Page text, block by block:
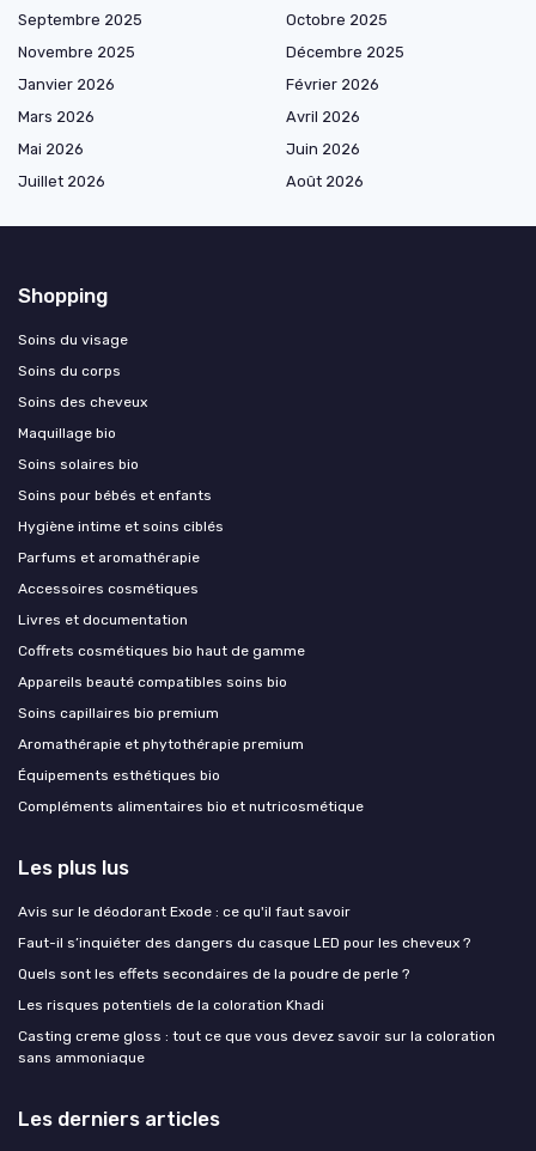
Septembre 2025
Octobre 2025
Novembre 2025
Décembre 2025
Janvier 2026
Février 2026
Mars 2026
Avril 2026
Mai 2026
Juin 2026
Juillet 2026
Août 2026
Shopping
Soins du visage
Soins du corps
Soins des cheveux
Maquillage bio
Soins solaires bio
Soins pour bébés et enfants
Hygiène intime et soins ciblés
Parfums et aromathérapie
Accessoires cosmétiques
Livres et documentation
Coffrets cosmétiques bio haut de gamme
Appareils beauté compatibles soins bio
Soins capillaires bio premium
Aromathérapie et phytothérapie premium
Équipements esthétiques bio
Compléments alimentaires bio et nutricosmétique
Les plus lus
Avis sur le déodorant Exode : ce qu'il faut savoir
Faut-il s’inquiéter des dangers du casque LED pour les cheveux ?
Quels sont les effets secondaires de la poudre de perle ?
Les risques potentiels de la coloration Khadi
Casting creme gloss : tout ce que vous devez savoir sur la coloration
sans ammoniaque
Les derniers articles